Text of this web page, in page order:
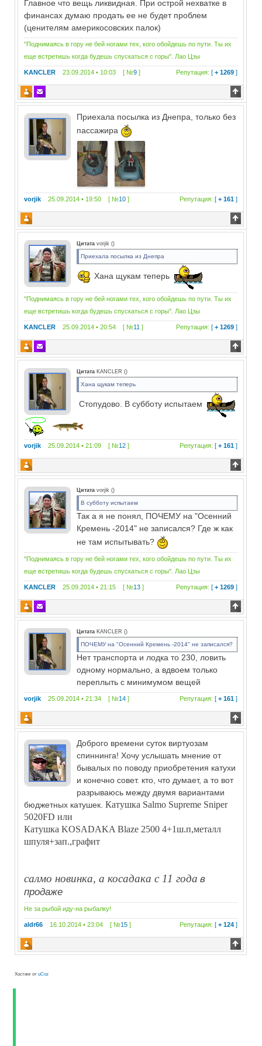
Главное что вещь ликвидная. При острой нехватке в
финансах думаю продать ее не будет проблем
(ценителям америкосовских палок)
"Поднимаясь в гору не бей ногами тех, кого обойдешь по пути. Ты их
еще встретишь когда будешь спускаться с горы". Лао Цзы
KANCLER 23.09.2014 • 10:03 [ №9 ] Репутация: [+ 1269 ]
Приехала посылка из Днепра, только без
пассажира
vorjik 25.09.2014 • 19:50 [ №10 ] Репутация: [+ 161 ]
Цитата vorjik ()
Приехала посылка из Днепра
Хана щукам теперь
"Поднимаясь в гору не бей ногами тех, кого обойдешь по пути. Ты их
еще встретишь когда будешь спускаться с горы". Лао Цзы
KANCLER 25.09.2014 • 20:54 [ №11 ] Репутация: [+ 1269 ]
Цитата KANCLER ()
Хана щукам теперь
Стопудово. В субботу испытаем
vorjik 25.09.2014 • 21:09 [ №12 ] Репутация: [+ 161 ]
Цитата vorjik ()
В субботу испытаем
Так а я не понял, ПОЧЕМУ на "Осенний
Кремень -2014" не записался? Где ж как
не там испытывать?
"Поднимаясь в гору не бей ногами тех, кого обойдешь по пути. Ты их
еще встретишь когда будешь спускаться с горы". Лао Цзы
KANCLER 25.09.2014 • 21:15 [ №13 ] Репутация: [+ 1269 ]
Цитата KANCLER ()
ПОЧЕМУ на "Осенний Кремень -2014" не записался?
Нет транспорта и лодка то 230, ловить
одному нормально, а вдвоем только
переплыть с минимумом вещей
vorjik 25.09.2014 • 21:34 [ №14 ] Репутация: [+ 161 ]
Доброго времени суток виртуозам
спиннинга! Хочу услышать мнение от
бывалых по поводу приобретения катухи
и конечно совет. кто, что думает, а то вот
разрываюсь между двумя вариантами
бюджетных катушек.Катушка Salmo Supreme Sniper
5020FD или
Катушка KOSADAKA Blaze 2500 4+1ш.п,металл
шпуля+зап.,графит
салмо новинка, а косадака с 11 года в
продаже
Не за рыбой иду-на рыбалку!
aldr66 16.10.2014 • 23:04 [ №15 ] Репутация: [+ 124 ]
Хостинг отuCoz